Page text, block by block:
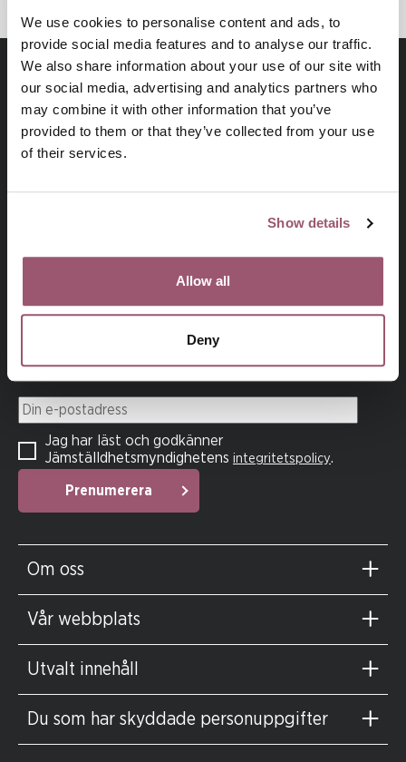
We use cookies to personalise content and ads, to
provide social media features and to analyse our traffic.
We also share information about your use of our site with
our social media, advertising and analytics partners who
may combine it with other information that you’ve
provided to them or that they’ve collected from your use
of their services.
Show details
Allow all
Deny
Jämställdhetsmyndigheten för att kvinnor och män, flickor
och pojkar ska ha samma makt att forma samhället och sina
Prenumerera på vårt nyhetsbrev
Din e-postadress
Prenumerera
Jag har läst och godkänner
Jämställdhetsmyndighetens integritetspolicy.
Om oss
Vår webbplats
Utvalt innehåll
Du som har skyddade personuppgifter